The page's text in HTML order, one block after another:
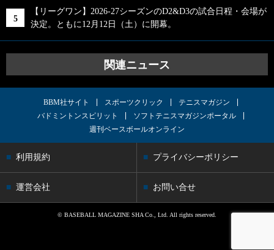
【リーグワン】2026-27シーズンのD2&D3の試合日程・会場が
決定。ともに12月12日（土）に開幕。
関連ニュース
BBM社サイト スポーツクリック
テニスマガジン
バドミントンスピリット
ソフトテニスマガジンポータル
週刊ベースボールオンライン
利用規約 プライバシーポリシー
運営会社 お問い合せ
© BASEBALL MAGAZINE SHA Co., Ltd. All rights reserved.